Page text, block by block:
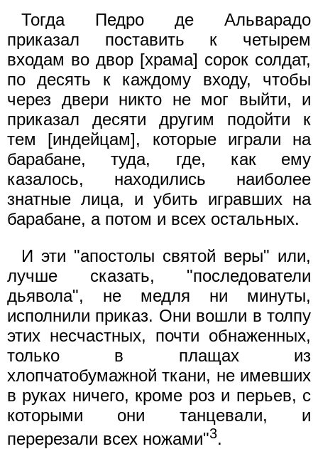
Тогда Педро де Альварадо
приказал поставить к четырем
входам во двор [храма] сорок солдат,
по десять к каждому входу, чтобы
через двери никто не мог выйти, и
приказал десяти другим подойти к
тем [индейцам], которые играли на
барабане, туда, где, как ему
казалось, находились наиболее
знатные лица, и убить игравших на
барабане, а потом и всех остальных.
И эти "апостолы святой веры" или,
лучше сказать, "последователи
дьявола", не медля ни минуты,
исполнили приказ. Они вошли в толпу
этих несчастных, почти обнаженных,
только в плащах из
хлопчатобумажной ткани, не имевших
в руках ничего, кроме роз и перьев, с
которыми они танцевали, и
перерезали всех ножами"3.